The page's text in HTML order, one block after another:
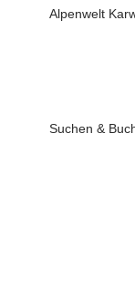
Alpenwelt
Suchen &